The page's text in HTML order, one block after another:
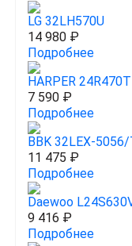
LG 32LH570U
14 980 ₽
Подробнее
HARPER 24R470T
7 590 ₽
Подробнее
BBK 32LEX-
11 475 ₽
Подробнее
Daewoo
9 416 ₽
Подробнее